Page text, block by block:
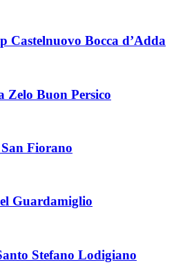
Castelnuovo Bocca d’Adda
Zelo Buon Persico
Fiorano
Guardamiglio
Stefano Lodigiano